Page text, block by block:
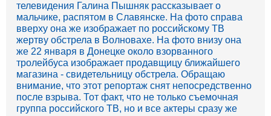
телевидения Галина Пышняк рассказывает о
мальчике, распятом в Славянске. На фото справа
вверху она же изображает по российскому ТВ
жертву обстрела в Волновахе. На фото внизу она
же 22 января в Донецке около взорванного
тролейбуса изображает продавщицу ближайшего
магазина - свидетельницу обстрела. Обращаю
внимание, что этот репортаж снят непосредственно
после взрыва. Тот факт, что не только съемочная
группа российского ТВ, но и все актеры сразу же